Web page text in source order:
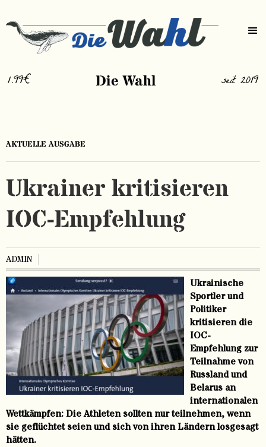
1.99€ Die Wahl seit 2019
AKTUELLE AUSGABE
Ukrainer kritisieren
IOC-Empfehlung
ADMIN
Ukrainische
Sportler und
Politiker
kritisieren die
IOC-
Empfehlung zur
Teilnahme von
Russland und
Belarus an
internationalen
Wettkämpfen: Die Athleten sollten nur teilnehmen, wenn
sie geflüchtet seien und sich von ihren Ländern losgesagt
hätten.